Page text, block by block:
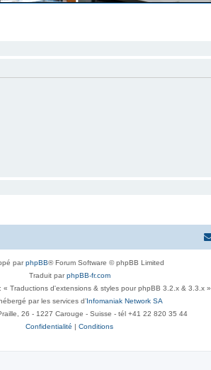
parphpBB® Forum Software © phpBB Limited
Traduit parphpBB-fr.com
: « Traductions d'extensions & styles pour phpBB 3.2.x & 3.3.x »
par les services d’Infomaniak Network SA
26 - 1227 Carouge - Suisse - tél +41 22 820 35 44
Confidentialité | Conditions